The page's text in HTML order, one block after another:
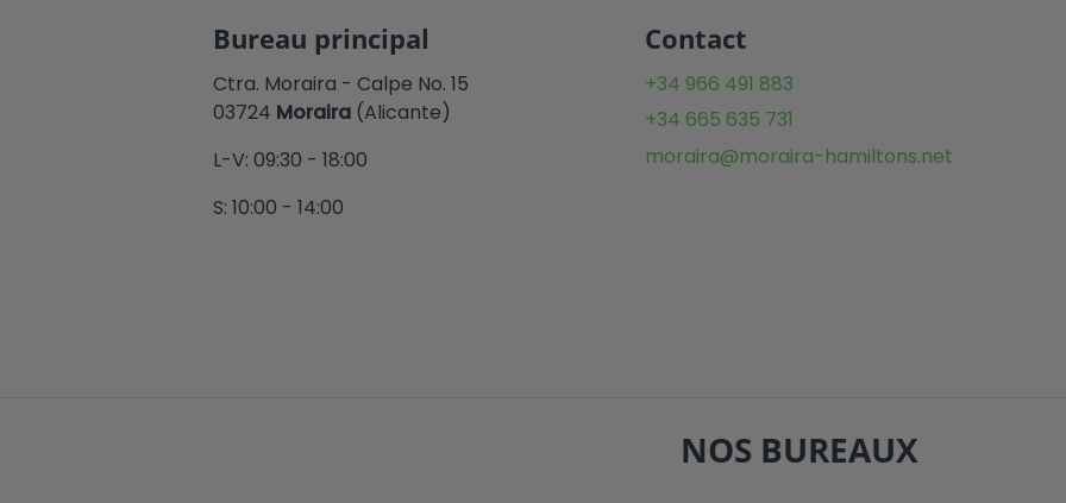
Bureau principal
Ctra. Moraira - Calpe No. 15
03724 Moraira (Alicante)
L-V: 09:30 - 18:00
S: 10:00 - 14:00
Contact
+34 966 491 883
+34 665 635 731
moraira@moraira-hamiltons.net
NOS BUREAUX